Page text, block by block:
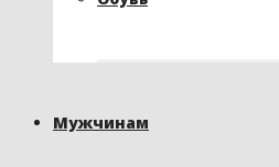
Мужчинам